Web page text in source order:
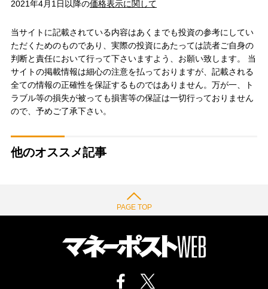
2021年4月1日以降の価格表示に関して
当サイトに記載されている内容はあくまでも投資の参考にしてい
ただくためのものであり、実際の投資にあたっては読者ご自身の
判断と責任において行って下さいますよう、お願い致します。 当
サイトの掲載情報は細心の注意を払っておりますが、記載される
全ての情報の正確性を保証するものではありません。万が一、ト
ラブル等の損失が被っても損害等の保証は一切行っておりません
ので、予めご了承下さい。
他のオススメ記事
PAGE TOP